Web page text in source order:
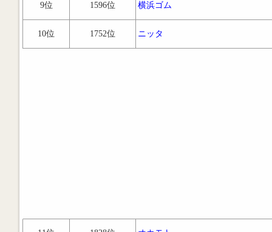
9位 1596位 横浜ゴム
10位 1752位 ニッタ